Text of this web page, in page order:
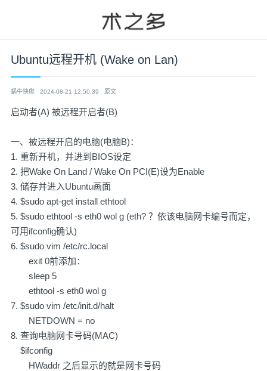
Ubuntu远程开机 (Wake on Lan)
蜗牛快爬 2024-08-21 12:50:39 原文
启动者(A) 被远程开启者(B)
一、被远程开启的电脑(电脑B)：
1. 重新开机，并进到BIOS设定
2. 把Wake On Land / Wake On PCI(E)设为Enable
3. 储存并进入Ubuntu画面
4. $sudo apt-get install ethtool
5. $sudo ethtool -s eth0 wol g (eth? ？依该电脑网卡编号而定，
可用ifconfig确认)
6. $sudo vim /etc/rc.local
exit 0前添加：
sleep 5
ethtool -s eth0 wol g
7. $sudo vim /etc/init.d/halt
NETDOWN = no
8. 查询电脑网卡号码(MAC)
$ifconfig
HWaddr 之后显示的就是网卡号码